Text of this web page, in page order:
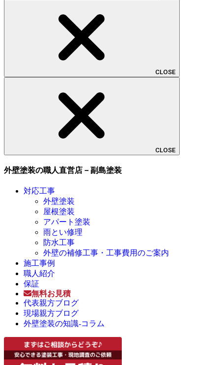
CLOSE
CLOSE
外壁塗装の職人直営店－副島塗装
対応工事
外壁塗装
屋根塗装
アパート塗装
雨とい修理
防水工事
外壁の補修工事・工事費用のご案内
施工事例
職人紹介
保証
無料お見積
代表親方ブログ
現場親方ブログ
外壁塗装の知識-コラム